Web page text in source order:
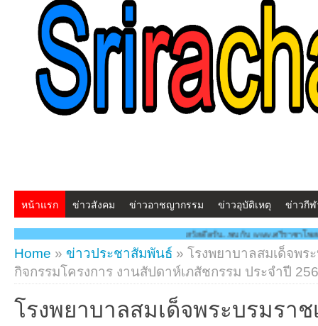
หน้าแรก ข่าวสังคม ข่าวอาชญากรรม ข่าวอุบัติเหตุ ข่าวกี
สวัสดีครับ...พบกับ www.ศรีราชาโพสต์.com โฉมใหม่!! "สร้
Home » ข่าวประชาสัมพันธ์ » โรงพยาบาลสมเด็จพร
กิจกรรมโครงการ งานสัปดาห์เภสัชกรรม ประจำปี
โรงพยาบาลสมเด็จพระบรมรา